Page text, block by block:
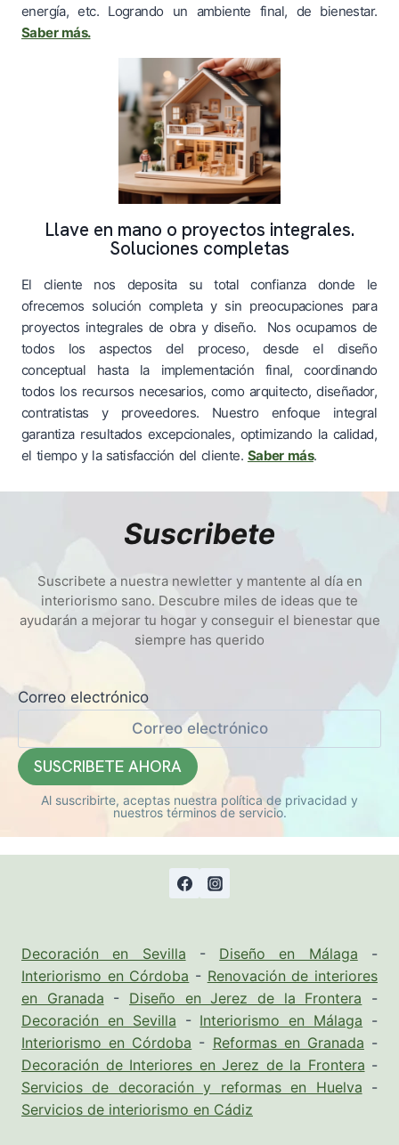
energía, etc. Logrando un ambiente final, de bienestar.
Saber más.
Llave en mano o proyectos integrales.
Soluciones completas
El cliente nos deposita su total confianza donde le
ofrecemos solución completa y sin preocupaciones para
proyectos integrales de obra y diseño. Nos ocupamos de
todos los aspectos del proceso, desde el diseño
conceptual hasta la implementación final, coordinando
todos los recursos necesarios, como arquitecto, diseñador,
contratistas y proveedores. Nuestro enfoque integral
garantiza resultados excepcionales, optimizando la calidad,
el tiempo y la satisfacción del cliente. Saber más.
Suscribete
Suscribete a nuestra newletter y mantente al día en
interiorismo sano. Descubre miles de ideas que te
ayudarán a mejorar tu hogar y conseguir el bienestar que
siempre has querido
Correo electrónico
Al suscribirte, aceptas nuestra política de privacidad y
nuestros términos de servicio.
Decoración en Sevilla - Diseño en Málaga -
Interiorismo en Córdoba - Renovación de interiores
en Granada - Diseño en Jerez de la Frontera -
Decoración en Sevilla - Interiorismo en Málaga -
Interiorismo en Córdoba - Reformas en Granada -
Decoración de Interiores en Jerez de la Frontera -
Servicios de decoración y reformas en Huelva -
Servicios de interiorismo en Cádiz